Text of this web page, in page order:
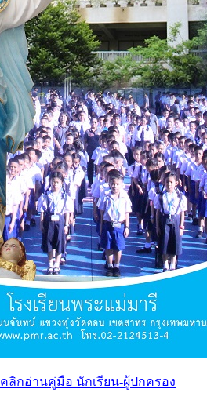
คลิกอ่านคู่มือ นักเรียน-ผู้ปกครอง